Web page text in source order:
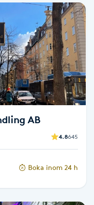
AB
4.8645
Boka inom 24 h